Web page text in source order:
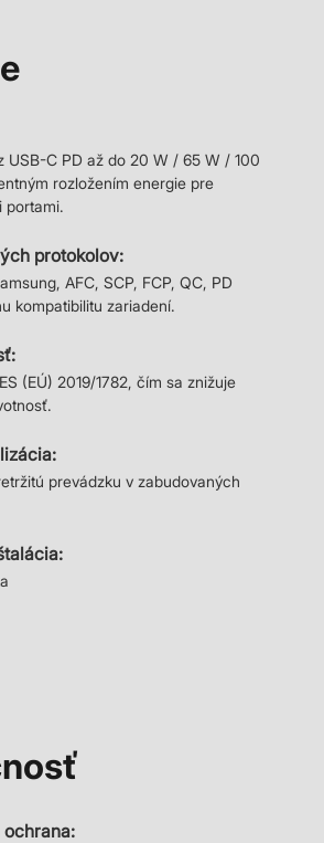
USB-C PD až do 20 W / 65 W / 100
rozložením energie pre
portami.
protokolov:
AFC, SCP, FCP, QC, PD
kompatibilitu zariadení.
(EÚ) 2019/1782, čím sa znižuje
prevádzku v zabudovaných